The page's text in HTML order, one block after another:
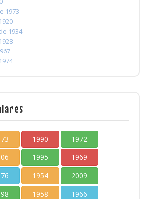
1973
1934
1990
1972
1995
1969
1954
2009
1958
1966